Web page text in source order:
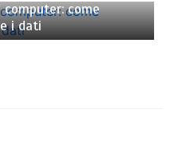
computer: come
i dati